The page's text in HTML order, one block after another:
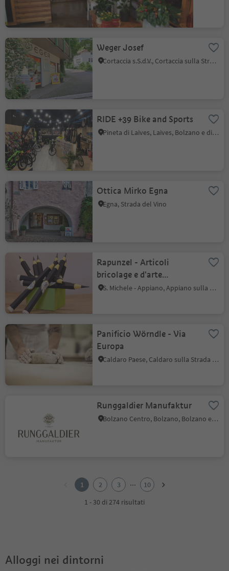
Weger Josef
Cortaccia s.S.d.V., Cortaccia sulla Strada del Vino, Strada del Vino
RIDE +39 Bike and Sports
Pineta di Laives, Laives, Bolzano e dintorni
Ottica Mirko Egna
Egna, Strada del Vino
Rapunzel - Articoli
bricolage e d'arte
all'angolo
S. Michele - Appiano, Appiano sulla Strada del Vino, Strada del Vino
Panificio Wörndle - Via
Europa
Caldaro Paese, Caldaro sulla Strada del Vino, Strada del Vino
Runggaldier Manufaktur
Bolzano Centro, Bolzano, Bolzano e dintorni
10
1 2 3 ...
10
1 - 30 di 274 risultati
Alloggi nei dintorni